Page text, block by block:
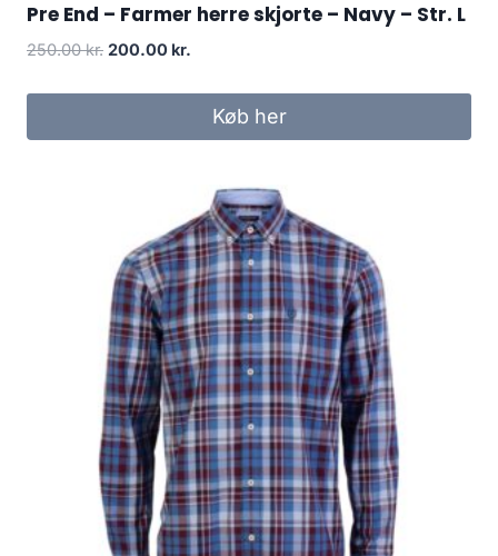
Pre End – Farmer herre skjorte – Navy – Str. L
250.00kr. Original
was:
200.00 kr.
is:
200.00 kr..
Køb her